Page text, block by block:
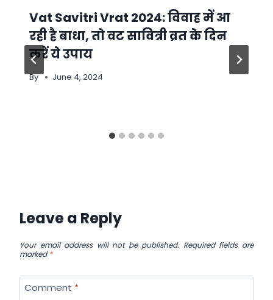
Vat Savitri Vrat 2024: विवाह में आ
रही है बाधा, तो वट सावित्री व्रत के दिन
करें ये उपाय
By June 4, 2024
Leave a Reply
Your email address will not be published. Required fields are
marked*
Comment *